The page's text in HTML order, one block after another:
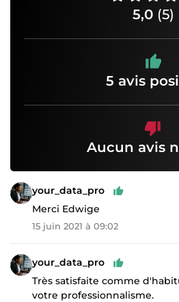
5,0 (5)
5 avis
Aucun avis
your_data_pro
Merci Edwige
15 juin 2021 à 09:02
your_data_pro
Très satisfaite comme
votre professionnalisme.